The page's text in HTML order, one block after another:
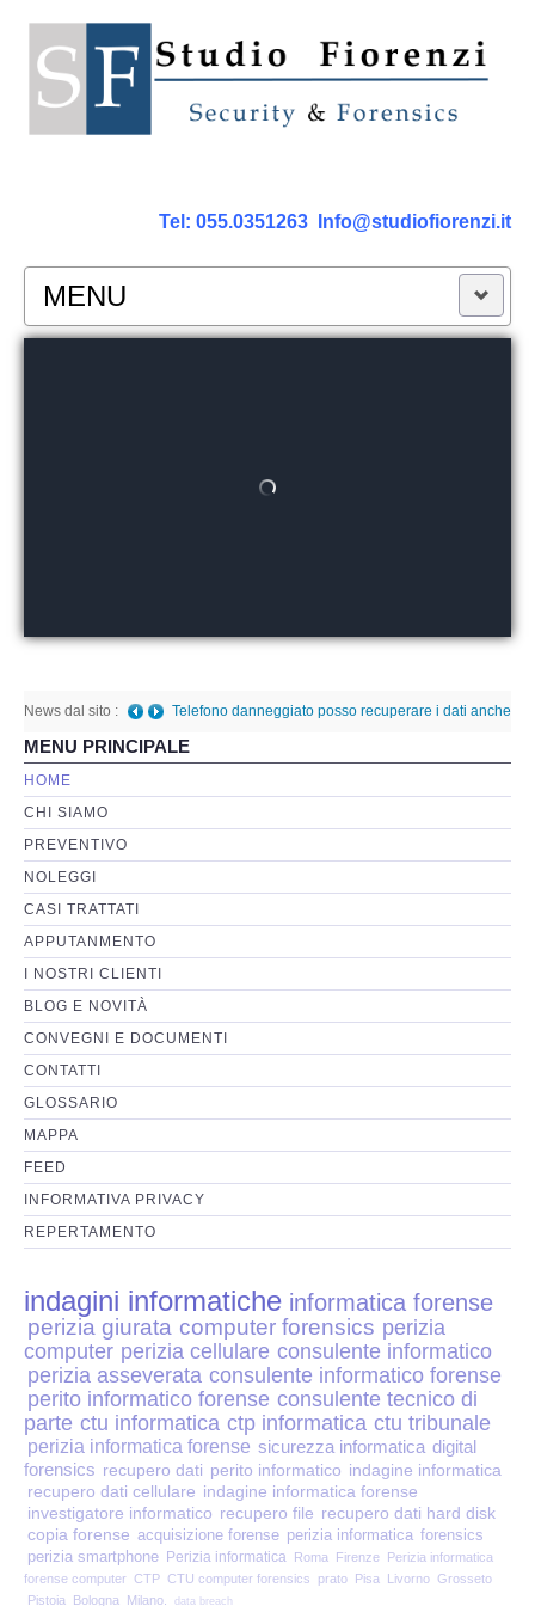
Tel: 055.0351263 Info@studiofiorenzi.it
MENU
Perizia Smartphone Tablet,Cell.
Perzia su Software/Programmi
Perizia Fonica e Trascrizioni
Perizia su Social Network
Perizia Web Reputation
Perizia Host e Mainframe
Perizia Contratti ICT
Perizia Disp. Elettronici
Perizia Stalking
Perizia Cyber Bullismo
Incarichi CTU e CTP
Perizia Centralini PBX e VOIP
Perizia Estimo
Perizia Documento informatico
Perizia Cloud
Perizia E-mail
News dal sito : Telefono danneggiato posso recuperare i dati anche
a fini giudiziari?
MENU PRINCIPALE
HOME
CHI SIAMO
PREVENTIVO
NOLEGGI
CASI TRATTATI
APPUTANMENTO
I NOSTRI CLIENTI
BLOG E NOVITÀ
CONVEGNI E DOCUMENTI
CONTATTI
GLOSSARIO
MAPPA
FEED
INFORMATIVA PRIVACY
REPERTAMENTO
indagini informatiche informatica forense
perizia giurata computer forensics perizia
computer perizia cellulare consulente informatico
perizia asseverata consulente informatico forense
perito informatico forense consulente tecnico di
parte ctu informatica ctp informatica ctu tribunale
perizia informatica forense sicurezza informatica digital
forensics recupero dati perito informatico indagine informatica
recupero dati cellulare indagine informatica forense
investigatore informatico recupero file recupero dati hard disk
copia forense acquisizione forense perizia informatica forensics
perizia smartphone Perizia informatica Roma Firenze Perizia informatica
forense computer CTP CTU computer forensics prato Pisa Livorno Grosseto
Pistoia
Bologna Milano. data breach